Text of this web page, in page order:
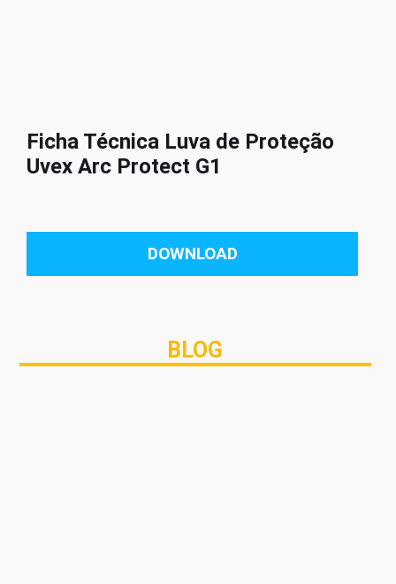
Ficha Técnica Luva de Proteção
Uvex Arc Protect G1
DOWNLOAD
BLOG